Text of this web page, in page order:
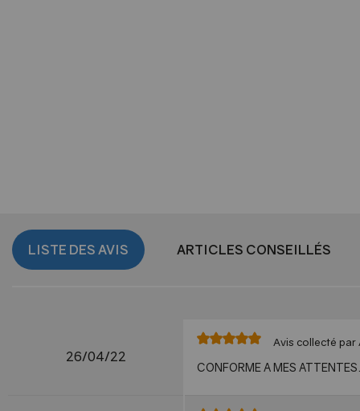
LISTE DES AVIS ARTICLES CONSEILLÉS
26/04/22
Avis collecté par
CONFORME A MES